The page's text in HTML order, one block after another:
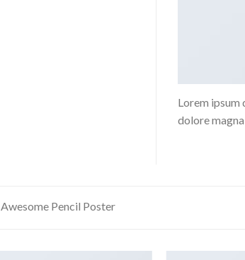
Lorem ipsum
dolore
Awesome Pencil Poster